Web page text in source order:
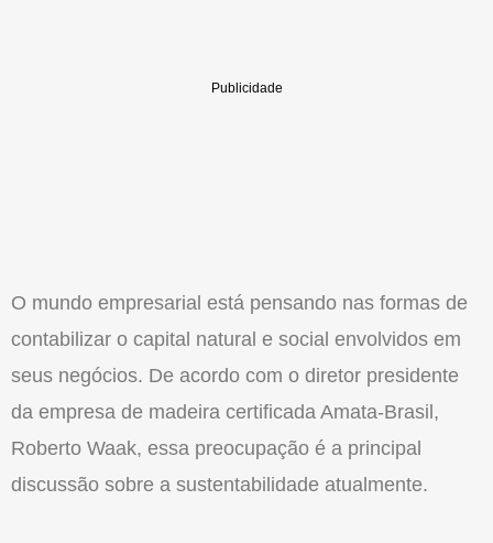
O mundo empresarial está pensando nas formas de
contabilizar o capital natural e social envolvidos em
seus negócios. De acordo com o diretor presidente
da empresa de madeira certificada Amata-Brasil,
Roberto Waak, essa preocupação é a principal
discussão sobre a sustentabilidade atualmente.